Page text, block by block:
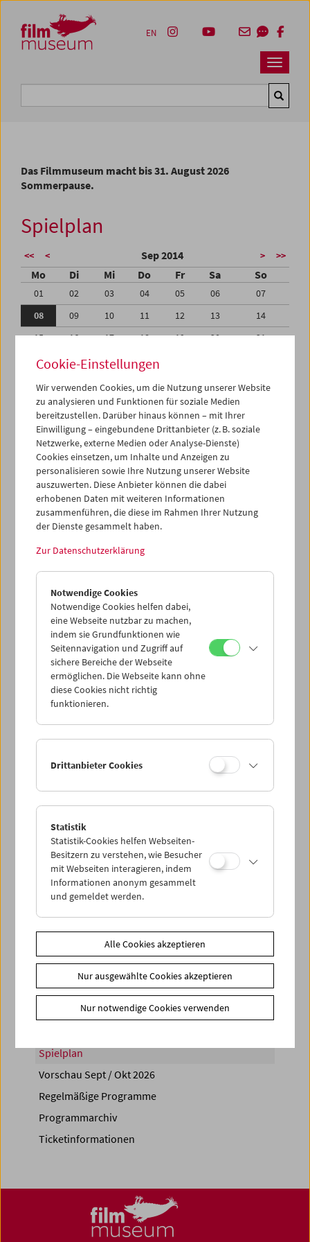
Zum Inhalt
Zum Hauptmenü
Zur Servicenavigation
Zum Suche
Navbar
EN
Das Filmmuseum macht bis 31. August 2026
Sommerpause.
Spielplan
<< < Sep 2014 > >>
Mo Di Mi Do Fr Sa So
01 02 03 04 05 06
07
08
09 10 11 12 13
14
15
16 17 18 19 20
21
22
23 24 25
29
01 03
05
06
07 08 09 10 11
iCalender
Programmheft-PDF
English language or subtitles
< Vorherige Woche
Mo 8.9.
Di 9.9.
Mi 10.9.
Do 11.9.
Sa 13.9.
PROGRAMM ÜBERBLICK
Share on
Spielplan
Vorschau Sept / Okt 2026
Regelmäßige Programme
Programmarchiv
Ticketinformationen
Cookie-Einstellungen
Wir verwenden Cookies, um die Nutzung unserer Website
zu analysieren und Funktionen für soziale Medien
bereitzustellen. Darüber hinaus können – mit Ihrer
Einwilligung – eingebundene Drittanbieter (z. B. soziale
Netzwerke, externe Medien oder Analyse-Dienste)
Cookies einsetzen, um Inhalte und Anzeigen zu
personalisieren sowie Ihre Nutzung unserer Website
auszuwerten. Diese Anbieter können die dabei
erhobenen Daten mit weiteren Informationen
zusammenführen, die diese im Rahmen Ihrer Nutzung
der Dienste gesammelt haben.
Zur Datenschutzerklärung
Notwendige Cookies
Notwendige Cookies helfen dabei,
eine Webseite nutzbar zu machen,
indem sie Grundfunktionen wie
Seitennavigation und Zugriff auf
sichere Bereiche der Webseite
ermöglichen. Die Webseite kann ohne
diese Cookies nicht richtig
funktionieren.
Drittanbieter Cookies
Statistik
Statistik-Cookies helfen Webseiten-
Besitzern zu verstehen, wie Besucher
mit Webseiten interagieren, indem
Informationen anonym gesammelt
und gemeldet werden.
Alle Cookies akzeptieren
Nur ausgewählte Cookies akzeptieren
Nur notwendige Cookies verwenden